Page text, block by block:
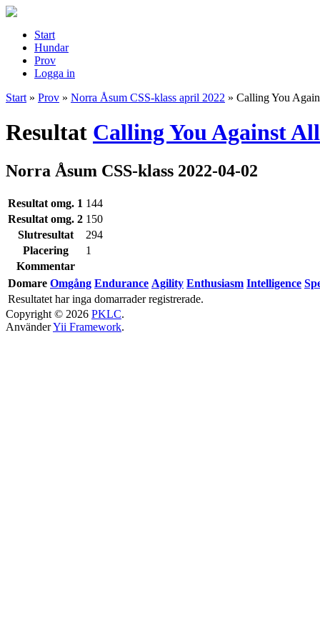
Start
Hundar
Prov
Logga in
Start » Prov » Norra Åsum CSS-klass april 2022 » Calling You
Resultat Calling You Against
Norra Åsum CSS-klass 2022-04-02
Resultat omg. 1 144
Resultat omg. 2 150
Slutresultat
294
Placering
1
Kommentar
Domare Omgång Endurance Agility Enthusiasm Intelligence
Resultatet har inga domarrader registrerade.
Copyright © 2026 PKLC.
AnvänderYii Framework.